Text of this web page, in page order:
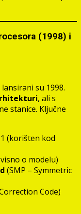
(1998) i
su 1998.
, ali s
stanice. Ključne
(korišten kod
o modelu)
(SMP – Symmetric
Code)